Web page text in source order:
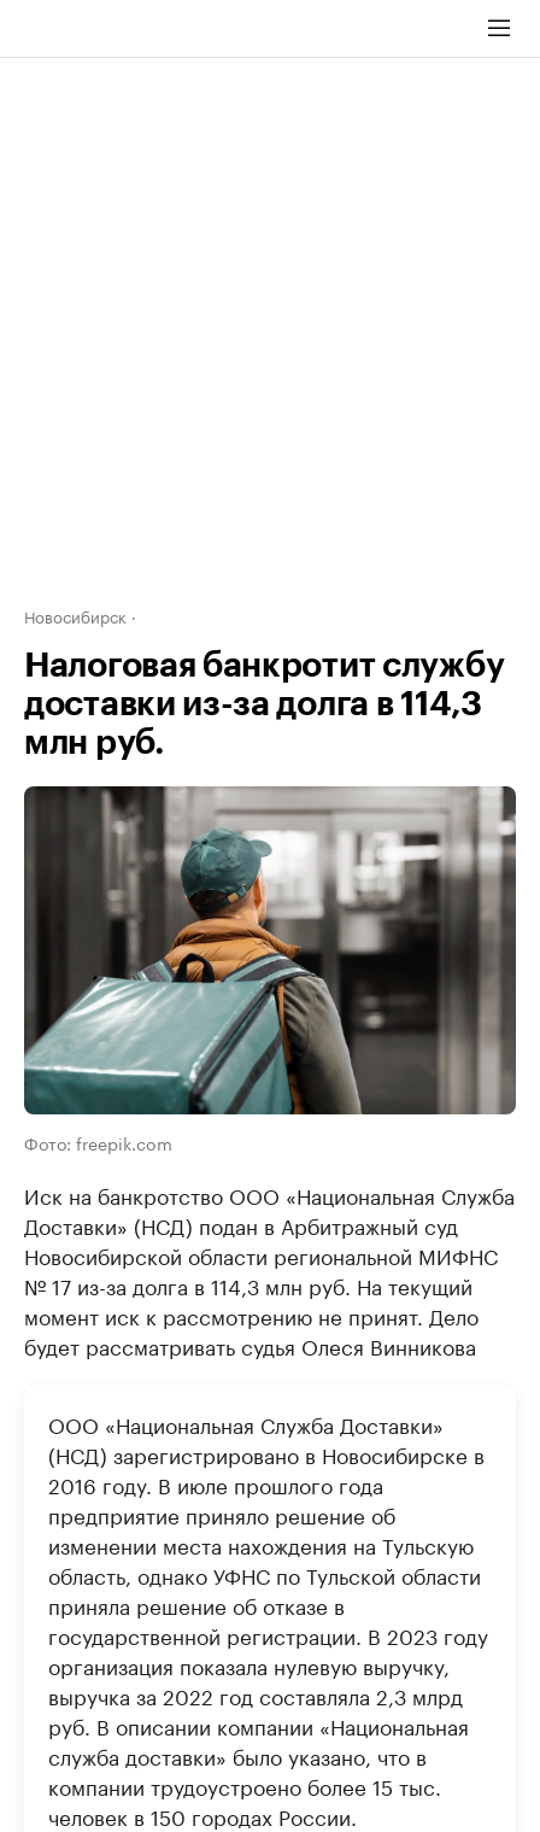
Новосибирск
Налоговая банкротит службу
доставки из-за долга в 114,3
млн руб.
Фото: freepik.com
Иск на банкротство ООО «Национальная Служба
Доставки» (НСД) подан в Арбитражный суд
Новосибирской области региональной МИФНС
№ 17 из-за долга в 114,3 млн руб. На текущий
момент иск к рассмотрению не принят. Дело
будет рассматривать судья Олеся Винникова
ООО «Национальная Служба Доставки»
(НСД) зарегистрировано в Новосибирске в
2016 году. В июле прошлого года
предприятие приняло решение об
изменении места нахождения на Тульскую
область, однако УФНС по Тульской области
приняла решение об отказе в
государственной регистрации. В 2023 году
организация показала нулевую выручку,
выручка за 2022 год составляла 2,3 млрд
руб. В описании компании «Национальная
служба доставки» было указано, что в
компании трудоустроено более 15 тыс.
человек в 150 городах России.